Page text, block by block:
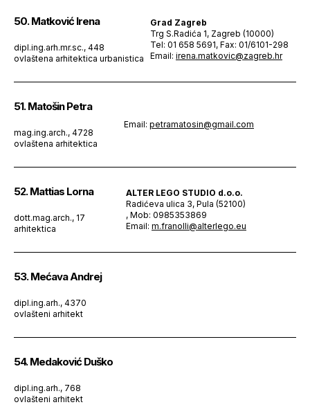
50. Matković Irena
dipl.ing.arh.mr.sc., 448
ovlaštena arhitektica urbanistica
Grad Zagreb
Trg S.Radića 1, Zagreb (10000)
Tel: 01 658 5691, Fax: 01/6101-298
Email: irena.matkovic@zagreb.hr
51. Matošin Petra
mag.ing.arch., 4728
ovlaštena arhitektica
Email: petramatosin@gmail.com
52. Mattias Lorna
dott.mag.arch., 17
arhitektica
ALTER LEGO STUDIO d.o.o.
Radićeva ulica 3, Pula (52100)
, Mob: 0985353869
Email: m.franolli@alterlego.eu
53. Mećava Andrej
dipl.ing.arh., 4370
ovlašteni arhitekt
54. Medaković Duško
dipl.ing.arh., 768
ovlašteni arhitekt